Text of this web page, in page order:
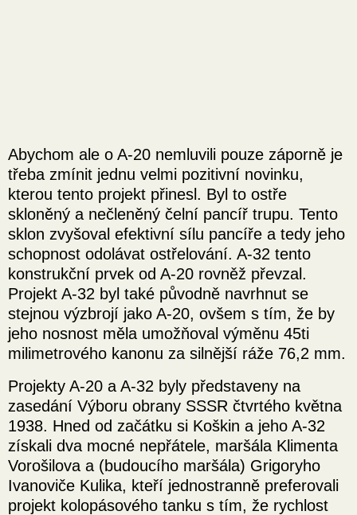
Abychom ale o A-20 nemluvili pouze záporně je
třeba zmínit jednu velmi pozitivní novinku,
kterou tento projekt přinesl. Byl to ostře
skloněný a nečleněný čelní pancíř trupu. Tento
sklon zvyšoval efektivní sílu pancíře a tedy jeho
schopnost odolávat ostřelování. A-32 tento
konstrukční prvek od A-20 rovněž převzal.
Projekt A-32 byl také původně navrhnut se
stejnou výzbrojí jako A-20, ovšem s tím, že by
jeho nosnost měla umožňoval výměnu 45ti
milimetrového kanonu za silnější ráže 76,2 mm.
Projekty A-20 a A-32 byly představeny na
zasedání Výboru obrany SSSR čtvrtého května
1938. Hned od začátku si Koškin a jeho A-32
získali dva mocné nepřátele, maršála Klimenta
Vorošilova a (budoucího maršála) Grigoryho
Ivanoviče Kulika, kteří jednostranně preferovali
projekt kolopásového tanku s tím, že rychlost